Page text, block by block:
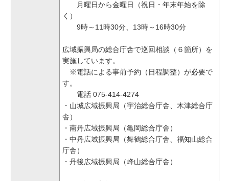
月曜日から金曜日（祝日・年末年始を除
く）
9時～11時30分、13時～16時30分
広域振興局の総合庁舎で巡回相談（６箇所）を
実施しています。
※電話による事前予約（日程調整）が必要で
す。
電話 075-414-4274
・山城広域振興局（宇治総合庁舎、木津総合庁
舎）
・南丹広域振興局（亀岡総合庁舎）
・中丹広域振興局（舞鶴総合庁舎、福知山総合
庁舎）
・丹後広域振興局（峰山総合庁舎）